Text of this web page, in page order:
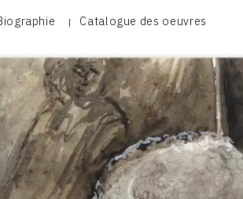
Catalogue des oeuvres